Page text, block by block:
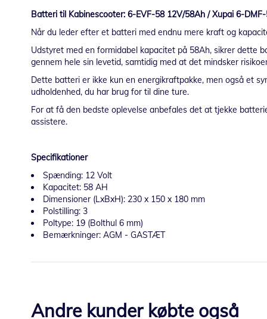
Batteri til Kabinescooter: 6-EVF-58 12V/58Ah / Xupai 6-
Når du leder efter et batteri med endnu mere kraft og
Udstyret med en formidabel kapacitet på 58Ah, sikrer dette
gennem hele sin levetid, samtidig med at det mindsker
Dette batteri er ikke kun en energikraftpakke, men også et
udholdenhed, du har brug for til dine ture.
For at få den bedste oplevelse anbefales det at tjekke
assistere.
Specifikationer
Spænding: 12 Volt
Kapacitet: 58 AH
Dimensioner (LxBxH): 230 x 150 x 180 mm
Polstilling: 3
Poltype: 19 (Bolthul 6 mm)
Bemærkninger: AGM - GASTÆT
Andre kunder købte også